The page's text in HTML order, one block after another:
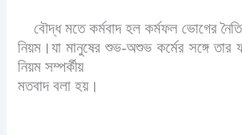
বৌদ্ধ মতে কর্মবাদ হল কর্মফল ভোগের
নিয়ম।যা মানুষের শুভ-অশুভ কর্মের সঙ্গে
নিয়ম সম্পর্কীয়
মতবাদ বলা হয়।